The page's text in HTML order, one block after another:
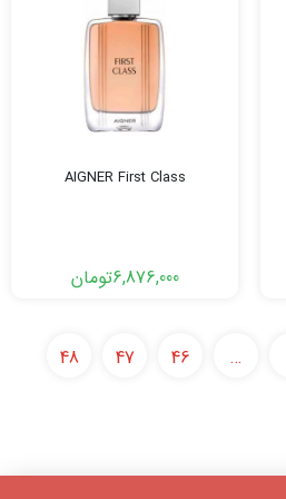
AIGNER First Class
6,876,000تومان
…
46
47
48